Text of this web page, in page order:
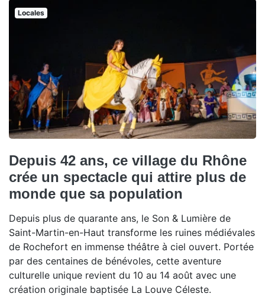
Locales
Depuis 42 ans, ce village du Rhône
crée un spectacle qui attire plus de
monde que sa population
Depuis plus de quarante ans, le Son & Lumière de
Saint-Martin-en-Haut transforme les ruines médiévales
de Rochefort en immense théâtre à ciel ouvert. Portée
par des centaines de bénévoles, cette aventure
culturelle unique revient du 10 au 14 août avec une
création originale baptisée La Louve Céleste.